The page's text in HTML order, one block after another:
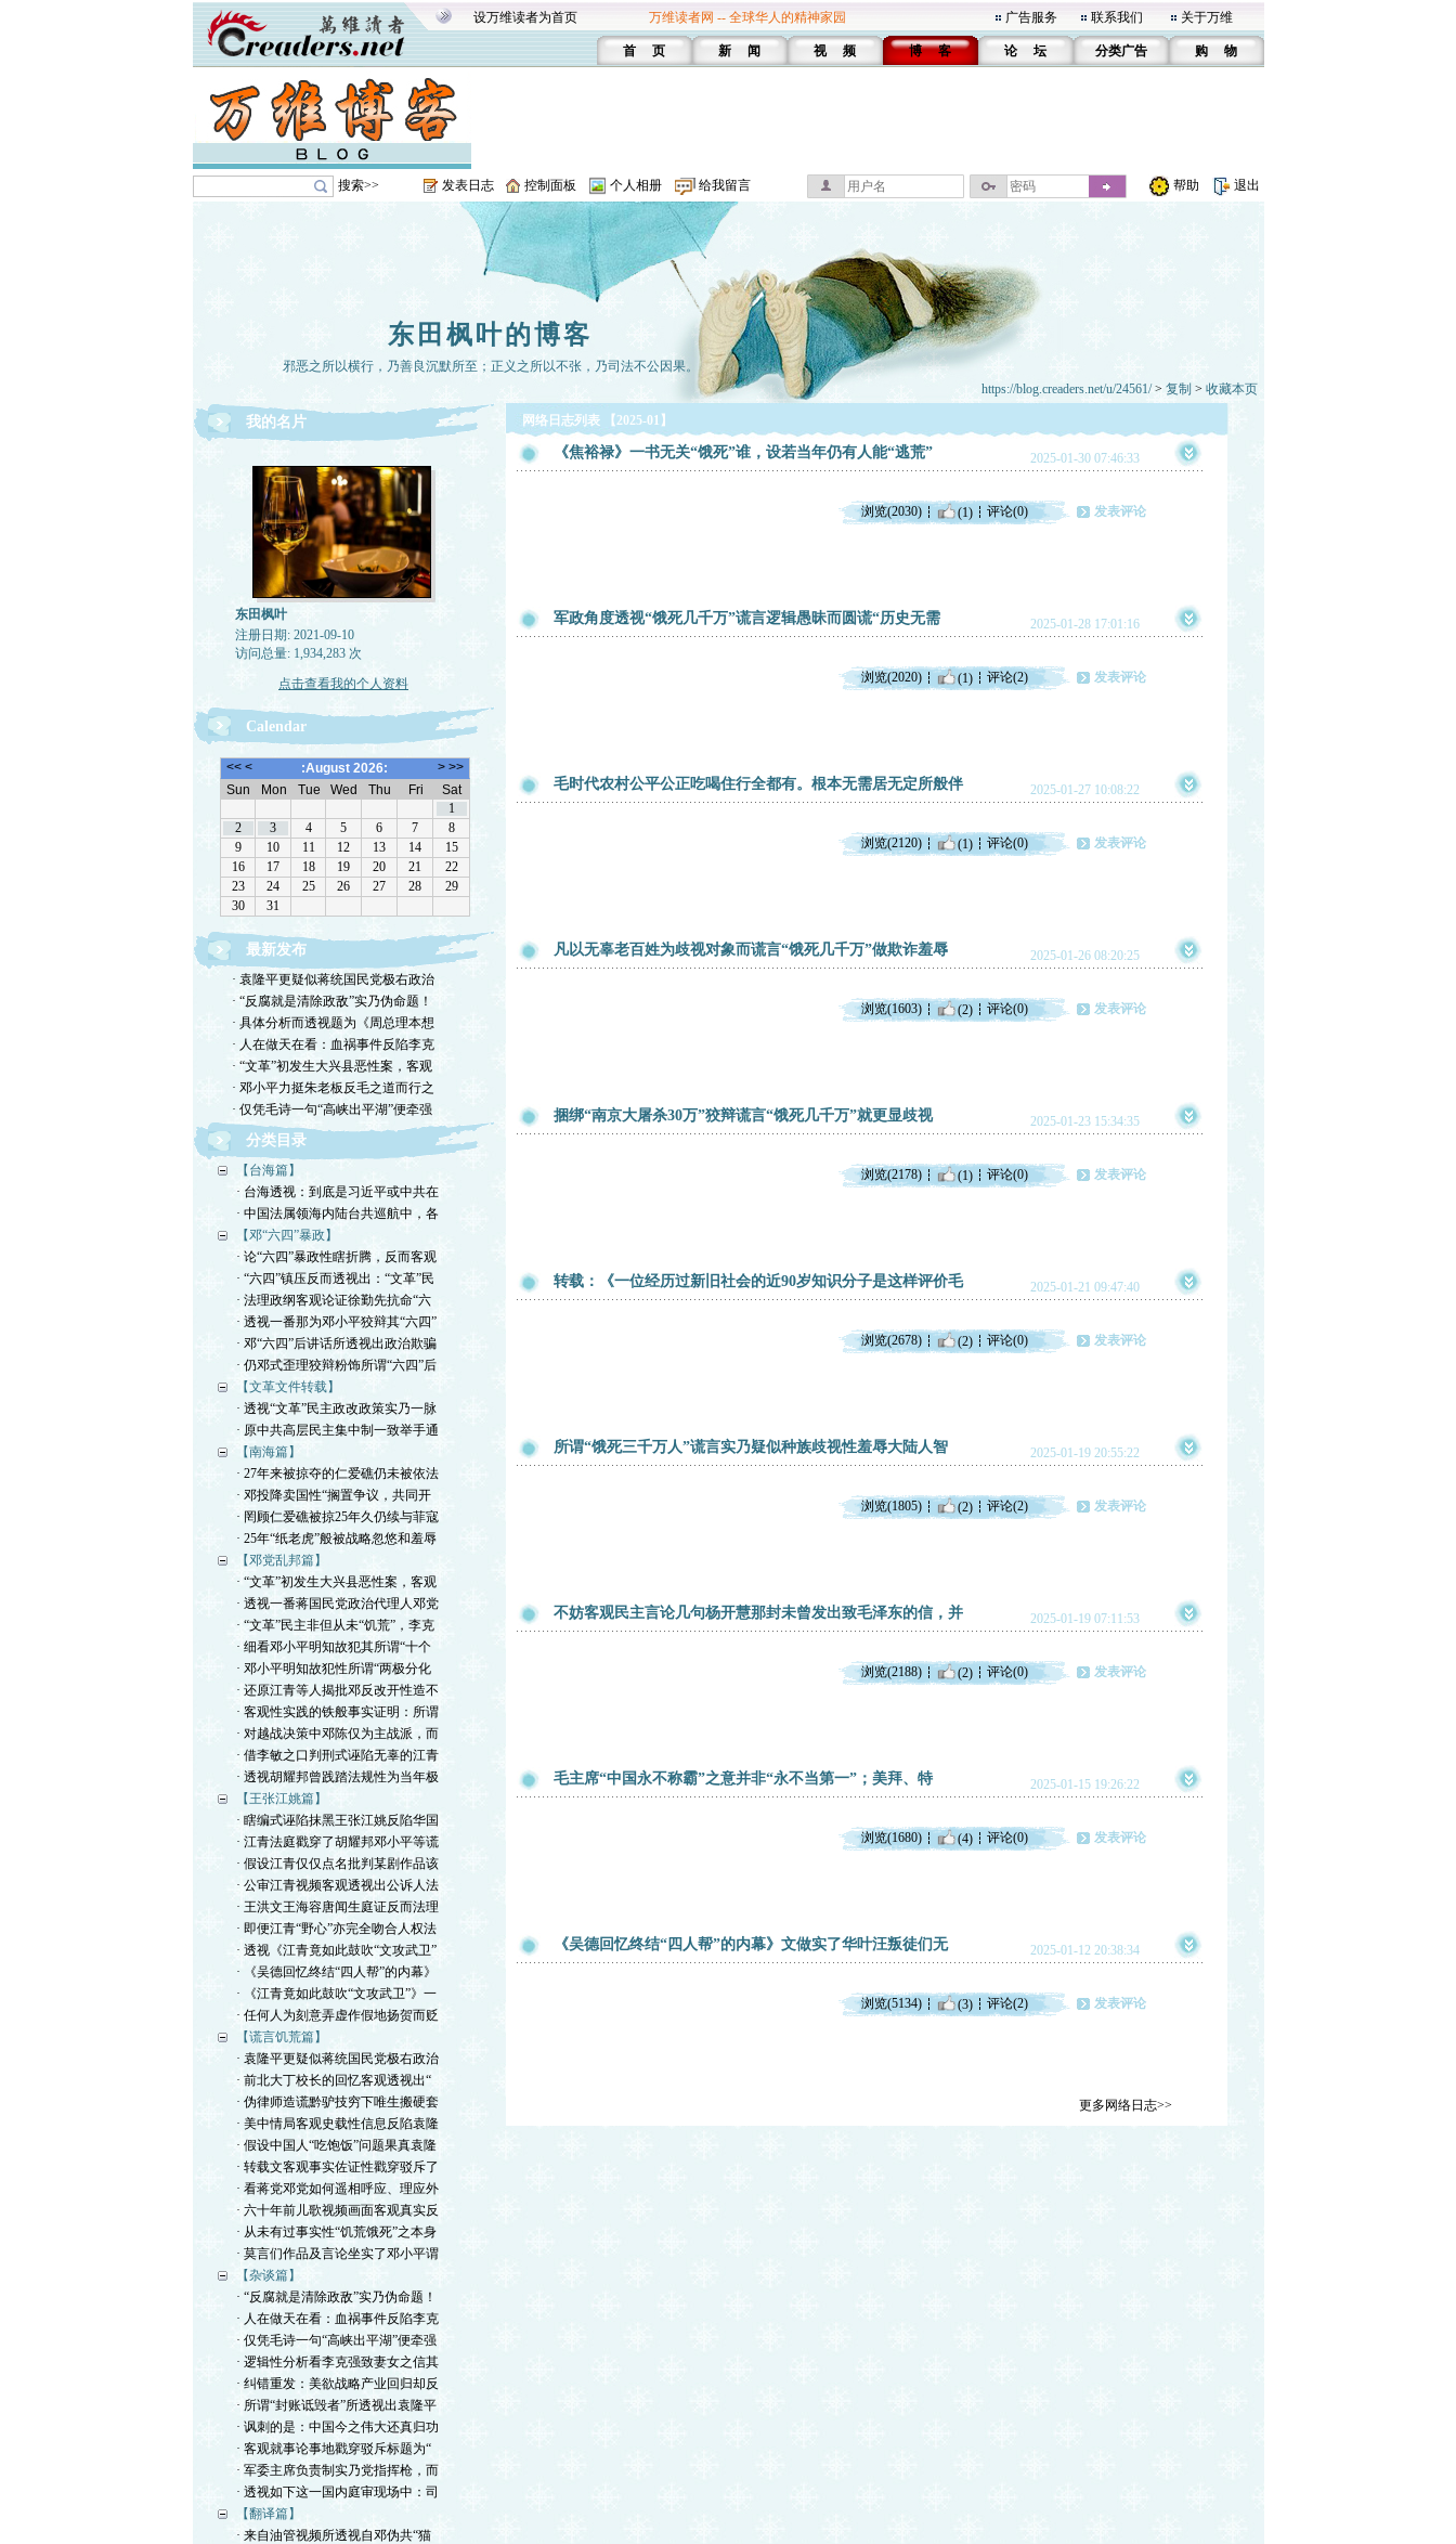
设万维读者为首页 万维读者网 -- 全球华人的精神家园 广告服务 联系我们 关于万维
首 页 新 闻 视 频 博 客 论 坛 分类广告 购 物
搜索>> 发表日志 控制面板 个人相册 给我留言 帮助 退出
东田枫叶的博客
邪恶之所以横行，乃善良沉默所至；正义之所以不张，乃司法不公因果。
https://blog.creaders.net/u/24561/> 复制 > 收藏本页
我的名片
东田枫叶
注册日期: 2021-09-10
访问总量: 1,934,283 次
点击查看我的个人资料
Calendar
最新发布
· 袁隆平更疑似蒋统国民党极右政治
· “反腐就是清除政敌”实乃伪命题！
· 具体分析而透视题为《周总理本想
· 人在做天在看：血祸事件反陷李克
· “文革”初发生大兴县恶性案，客观
· 邓小平力挺朱老板反毛之道而行之
· 仅凭毛诗一句“高峡出平湖”便牵强
分类目录
【台海篇】
· 台海透视：到底是习近平或中共在
· 中国法属领海内陆台共巡航中，各
【邓“六四”暴政】
· 论“六四”暴政性瞎折腾，反而客观
· “六四”镇压反而透视出：“文革”民
· 法理政纲客观论证徐勤先抗命“六
· 透视一番那为邓小平狡辩其“六四”
· 邓“六四”后讲话所透视出政治欺骗
· 仍邓式歪理狡辩粉饰所谓“六四”后
【文革文件转载】
· 透视“文革”民主政改政策实乃一脉
· 原中共高层民主集中制一致举手通
【南海篇】
· 27年来被掠夺的仁爱礁仍未被依法
· 邓投降卖国性“搁置争议，共同开
· 罔顾仁爱礁被掠25年久仍续与菲寇
· 25年“纸老虎”般被战略忽悠和羞辱
【邓党乱邦篇】
· “文革”初发生大兴县恶性案，客观
· 透视一番蒋国民党政治代理人邓党
· “文革”民主非但从未“饥荒”，李克
· 细看邓小平明知故犯其所谓“十个
· 邓小平明知故犯性所谓“两极分化
· 还原江青等人揭批邓反改开性造不
· 客观性实践的铁般事实证明：所谓
· 对越战决策中邓陈仅为主战派，而
· 借李敏之口判刑式诬陷无辜的江青
· 透视胡耀邦曾践踏法规性为当年极
【王张江姚篇】
· 瞎编式诬陷抹黑王张江姚反陷华国
· 江青法庭戳穿了胡耀邦邓小平等谎
· 假设江青仅仅点名批判某剧作品该
· 公审江青视频客观透视出公诉人法
· 王洪文王海容唐闻生庭证反而法理
· 即便江青“野心”亦完全吻合人权法
· 透视《江青竟如此鼓吹“文攻武卫”
· 《吴德回忆终结“四人帮”的内幕》
· 《江青竟如此鼓吹“文攻武卫”》一
· 任何人为刻意弄虚作假地扬贺而贬
【谎言饥荒篇】
· 袁隆平更疑似蒋统国民党极右政治
· 前北大丁校长的回忆客观透视出“
· 伪律师造谎黔驴技穷下唯生搬硬套
· 美中情局客观史载性信息反陷袁隆
· 假设中国人“吃饱饭”问题果真袁隆
· 转载文客观事实佐证性戳穿驳斥了
· 看蒋党邓党如何遥相呼应、理应外
· 六十年前儿歌视频画面客观真实反
· 从未有过事实性“饥荒饿死”之本身
· 莫言们作品及言论坐实了邓小平谓
【杂谈篇】
· “反腐就是清除政敌”实乃伪命题！
· 人在做天在看：血祸事件反陷李克
· 仅凭毛诗一句“高峡出平湖”便牵强
· 逻辑性分析看李克强致妻女之信其
· 纠错重发：美欲战略产业回归却反
· 所谓“封账诋毁者”所透视出袁隆平
· 讽刺的是：中国今之伟大还真归功
· 客观就事论事地戳穿驳斥标题为“
· 军委主席负责制实乃党指挥枪，而
· 透视如下这一国内庭审现场中：司
【翻译篇】
· 来自油管视频所透视自邓伪共“猫
网络日志列表 【2025-01】
《焦裕禄》一书无关“饿死”谁，设若当年仍有人能“逃荒” 2025-01-30 07:46:33
浏览(2030) (1) 评论(0) 发表评论
军政角度透视“饿死几千万”谎言逻辑愚昧而圆谎“历史无需 2025-01-28 17:01:16
浏览(2020) (1) 评论(2) 发表评论
毛时代农村公平公正吃喝住行全都有。根本无需居无定所般伴 2025-01-27 10:08:22
浏览(2120) (1) 评论(0) 发表评论
凡以无辜老百姓为歧视对象而谎言“饿死几千万”做欺诈羞辱 2025-01-26 08:20:25
浏览(1603) (2) 评论(0) 发表评论
捆绑“南京大屠杀30万”狡辩谎言“饿死几千万”就更显歧视 2025-01-23 15:34:35
浏览(2178) (1) 评论(0) 发表评论
转载：《一位经历过新旧社会的近90岁知识分子是这样评价毛 2025-01-21 09:47:40
浏览(2678) (2) 评论(0) 发表评论
所谓“饿死三千万人”谎言实乃疑似种族歧视性羞辱大陆人智 2025-01-19 20:55:22
浏览(1805) (2) 评论(2) 发表评论
不妨客观民主言论几句杨开慧那封未曾发出致毛泽东的信，并 2025-01-19 07:11:53
浏览(2188) (2) 评论(0) 发表评论
毛主席“中国永不称霸”之意并非“永不当第一”；美拜、特 2025-01-15 19:26:22
浏览(1680) (4) 评论(0) 发表评论
《吴德回忆终结“四人帮”的内幕》文做实了华叶汪叛徒们无 2025-01-12 20:38:34
浏览(5134) (3) 评论(2) 发表评论
更多网络日志>>